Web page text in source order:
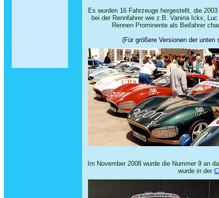
Es wurden 16 Fahrzeuge hergestellt, die
bei der Rennfahrer wie z.B. Vanina Ickx,
Rennen Prominente als Beifahrer
(Für größere Versionen der
Im November 2008 wurde die Nummer 9 an
wurde in der